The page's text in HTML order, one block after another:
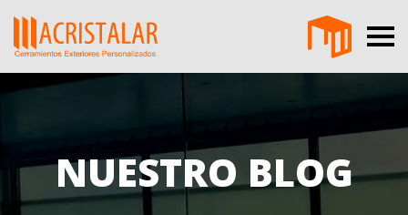
NUESTRO BLOG